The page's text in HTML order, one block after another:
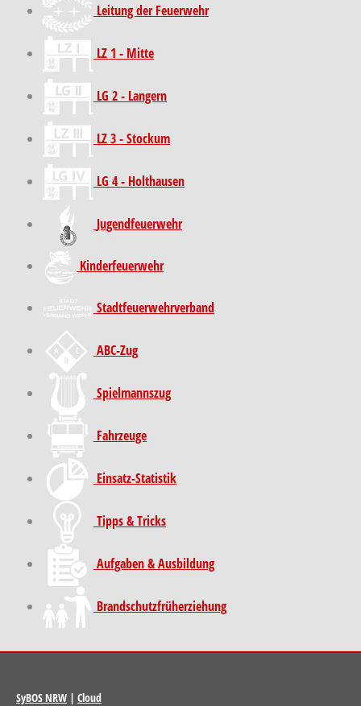
Leitung der Feuerwehr
LZ 1 - Mitte
LG 2 - Langern
LZ 3 - Stockum
LG 4 - Holthausen
Jugendfeuerwehr
Kinder­feuer­wehr
Stadt­feuer­wehr­verband
ABC-Zug
Spielmannszug
Fahrzeuge
Einsatz-Statistik
Tipps & Tricks
Aufgaben & Ausbildung
Brand­schutz­früh­erziehung
SyBOS NRW | Cloud